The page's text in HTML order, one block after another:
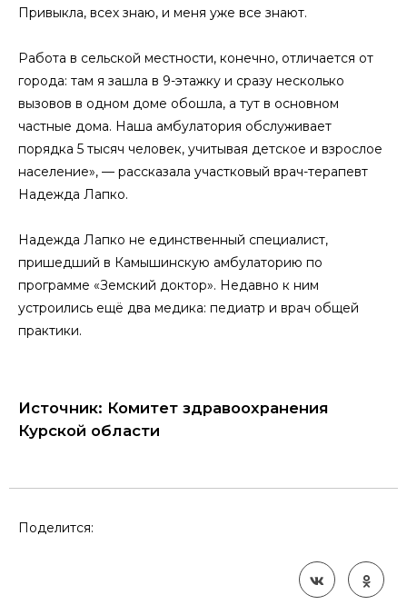
Привыкла, всех знаю, и меня уже все знают.
Работа в сельской местности, конечно, отличается от
города: там я зашла в 9-этажку и сразу несколько
вызовов в одном доме обошла, а тут в основном
частные дома. Наша амбулатория обслуживает
порядка 5 тысяч человек, учитывая детское и взрослое
население», — рассказала участковый врач-терапевт
Надежда Лапко.
Надежда Лапко не единственный специалист,
пришедший в Камышинскую амбулаторию по
программе «Земский доктор». Недавно к ним
устроились ещё два медика: педиатр и врач общей
практики.
Источник: Комитет здравоохранения
Курской области
Поделится: